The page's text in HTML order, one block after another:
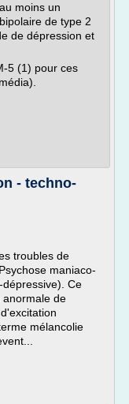
moins un
de type 2
de dépression et
5 (1) pour ces
- techno-
troubles de
maniaco-
Ce
anormale de
mélancolie